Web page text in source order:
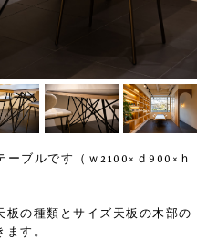
ーブルです（ｗ2100×ｄ900×ｈ
板の種類とサイズ天板の木部の
す。